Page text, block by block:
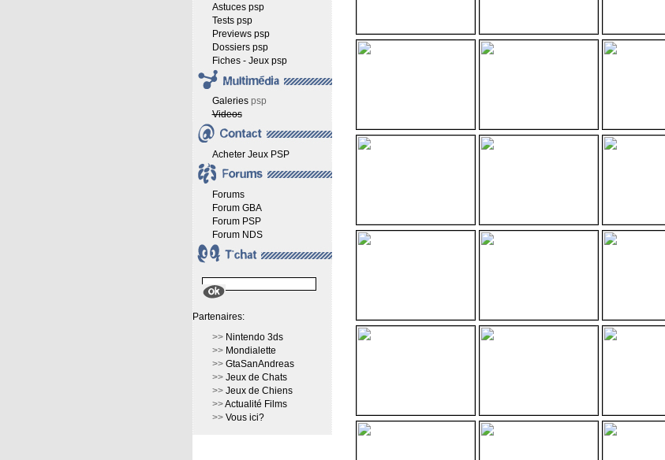
Astuces psp
Tests psp
Previews psp
Dossiers psp
Fiches - Jeux psp
Galeriespsp
Videos
Acheter Jeux PSP
Forums
Forum GBA
Forum PSP
Forum NDS
Partenaires:
>> Nintendo 3ds
>> Mondialette
>> GtaSanAndreas
>> Jeux de Chats
>> Jeux de Chiens
>>Actualité Films
>> Vous ici?